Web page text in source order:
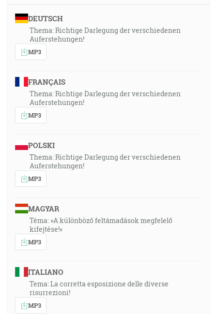
DEUTSCH
Thema: Richtige Darlegung der verschiedenen
Auferstehungen!
MP3
FRANÇAIS
Thema: Richtige Darlegung der verschiedenen
Auferstehungen!
MP3
POLSKI
Thema: Richtige Darlegung der verschiedenen
Auferstehungen!
MP3
MAGYAR
Téma: »A különböző feltámadások megfelelő
kifejtése!«
MP3
ITALIANO
Tema: La corretta esposizione delle diverse
risurrezioni!
MP3